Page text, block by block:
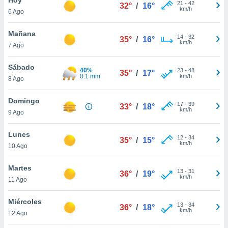
y
en
más
de
6 Ago
32° / 16° 21 - 42
km/h
Mañana
7 Ago
35° / 16° 14- 32
km/h
Sábado
8 Ago
40%
0.1 mm
35° / 17° 23- 48
km/h
Domingo
9 Ago
33° / 18° 17- 39
km/h
Lunes
10 Ago
35° / 15° 12- 34
km/h
Martes
11 Ago
36° / 19° 13- 31
km/h
Miércoles
12 Ago
36° / 18° 13- 34
km/h